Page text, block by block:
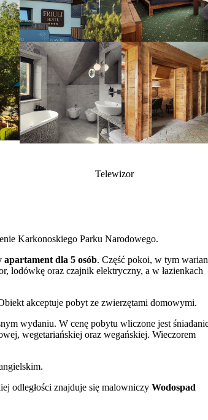
Telewizor
Karkonoskiego Parku Narodowego.
dla 5 osób. Część pokoi, w tym
lodówkę oraz czajnik elektryczny, a w łazienkach
akceptuje pobyt ze zwierzętami domowymi.
wydaniu. W cenę pobytu wliczone jest
wegetariańskiej oraz wegańskiej. Wieczorem
odległości znajduje się malowniczy Wodospad
takie jak Muzeum Górnictwa, park linowy czy